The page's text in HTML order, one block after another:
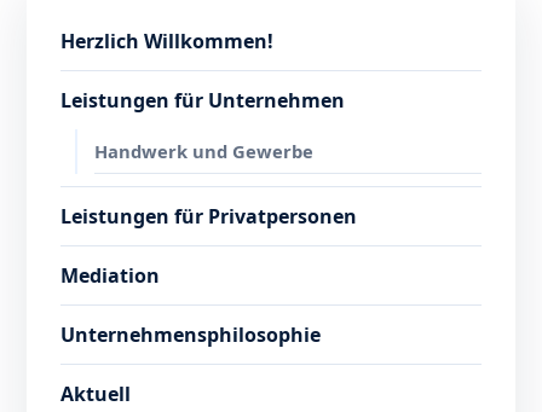
Herzlich Willkommen!
Leistungen für Unternehmen
Handwerk und Gewerbe
Leistungen für Privatpersonen
Mediation
Unternehmensphilosophie
Aktuell